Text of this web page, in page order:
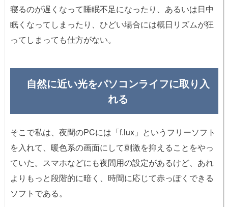
寝るのが遅くなって睡眠不足になったり、あるいは日中
眠くなってしまったり、ひどい場合には概日リズムが狂
ってしまっても仕方がない。
自然に近い光をパソコンライフに取り入
れる
そこで私は、夜間のPCには「f.lux」というフリーソフト
を入れて、暖色系の画面にして刺激を抑えることをやっ
ていた。スマホなどにも夜間用の設定があるけど、あれ
よりもっと段階的に暗く、時間に応じて赤っぽくできる
ソフトである。